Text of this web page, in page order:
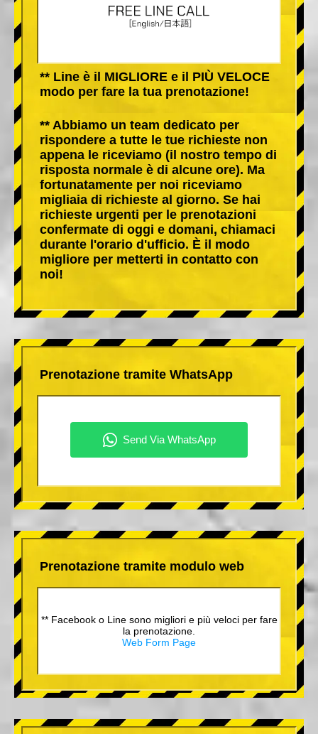
** Line è il MIGLIORE e il PIÙ VELOCE
modo per fare la tua prenotazione!
** Abbiamo un team dedicato per
rispondere a tutte le tue richieste non
appena le riceviamo (il nostro tempo di
risposta normale è di alcune ore). Ma
fortunatamente per noi riceviamo
migliaia di richieste al giorno. Se hai
richieste urgenti per le prenotazioni
confermate di oggi e domani, chiamaci
durante l'orario d'ufficio. È il modo
migliore per metterti in contatto con
noi!
Prenotazione tramite WhatsApp
Prenotazione tramite modulo web
** Facebook o Line sono migliori e più veloci per fare
la prenotazione.
Web Form Page